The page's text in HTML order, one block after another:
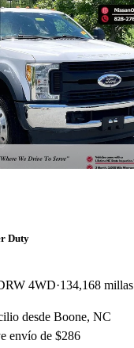
Duty
4WD 134,168 millas
desde Boone, NC
envío de $286